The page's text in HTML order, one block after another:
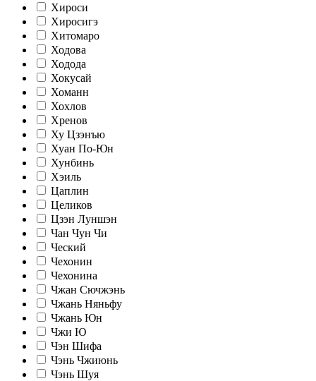
Хироси
Хиросигэ
Хитомаро
Ходова
Ходода
Хокусай
Хоманн
Хохлов
Хренов
Ху Цзэнъю
Хуан По-Юн
Хунбинь
Хэиль
Цаплин
Целиков
Цзэн Луншэн
Чан Чун Чи
Ческий
Чехонин
Чехонина
Чжан Сючжэнь
Чжань Няньфу
Чжань Юн
Чжи Ю
Чэн Шифа
Чэнь Чжиюнь
Чэнь Шуя